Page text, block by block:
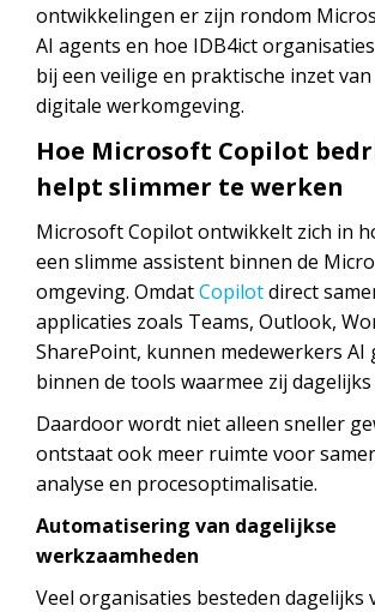
ontwikkelingen er zijn rondom
AI agents en hoe IDB4ict
bij een veilige en praktische inzet
digitale werkomgeving.
Hoe Microsoft Copilot
helpt slimmer te werken
Microsoft Copilot ontwikkelt zich in
een slimme assistent binnen de
omgeving. OmdatCopilotdirect
applicaties zoals Teams, Outlook,
SharePoint, kunnen medewerkers AI
binnen de tools waarmee zij
Daardoor wordt niet alleen sneller
ontstaat ook meer ruimte voor
analyse en procesoptimalisatie.
Automatisering van dagelijkse
werkzaamheden
Veel organisaties besteden dagelijks